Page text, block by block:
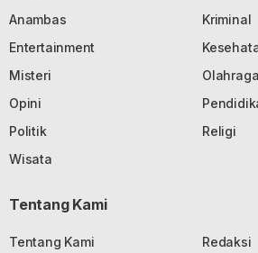
Anambas
Kriminal
Entertainment
Misteri
Olahraga
Opini
Politik
Religi
Wisata
Tentang Kami
Tentang Kami
Redaksi